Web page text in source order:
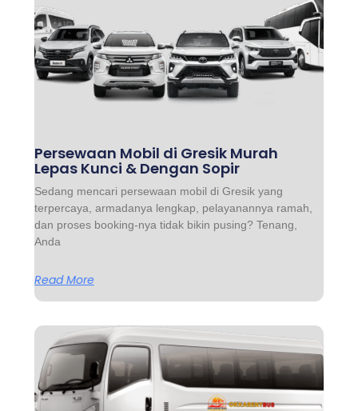
Persewaan Mobil di Gresik Murah
Lepas Kunci & Dengan Sopir
Sedang mencari persewaan mobil di Gresik yang
terpercaya, armadanya lengkap, pelayanannya ramah,
dan proses booking-nya tidak bikin pusing? Tenang,
Anda
Read More